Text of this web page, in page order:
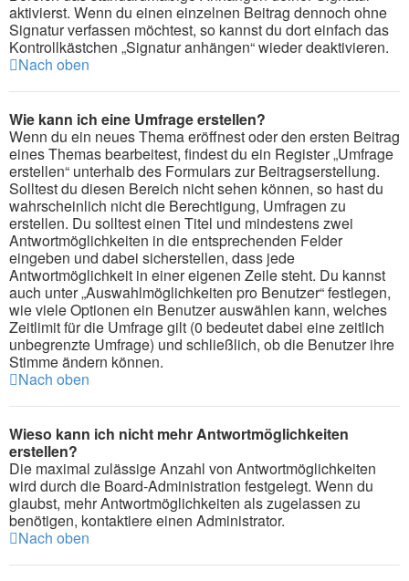
aktivierst. Wenn du einen einzelnen Beitrag dennoch ohne
Signatur verfassen möchtest, so kannst du dort einfach das
Kontrollkästchen „Signatur anhängen“ wieder deaktivieren.
Nach oben
Wie kann ich eine Umfrage erstellen?
Wenn du ein neues Thema eröffnest oder den ersten Beitrag
eines Themas bearbeitest, findest du ein Register „Umfrage
erstellen“ unterhalb des Formulars zur Beitragserstellung.
Solltest du diesen Bereich nicht sehen können, so hast du
wahrscheinlich nicht die Berechtigung, Umfragen zu
erstellen. Du solltest einen Titel und mindestens zwei
Antwortmöglichkeiten in die entsprechenden Felder
eingeben und dabei sicherstellen, dass jede
Antwortmöglichkeit in einer eigenen Zeile steht. Du kannst
auch unter „Auswahlmöglichkeiten pro Benutzer“ festlegen,
wie viele Optionen ein Benutzer auswählen kann, welches
Zeitlimit für die Umfrage gilt (0 bedeutet dabei eine zeitlich
unbegrenzte Umfrage) und schließlich, ob die Benutzer ihre
Stimme ändern können.
Nach oben
Wieso kann ich nicht mehr Antwortmöglichkeiten
erstellen?
Die maximal zulässige Anzahl von Antwortmöglichkeiten
wird durch die Board-Administration festgelegt. Wenn du
glaubst, mehr Antwortmöglichkeiten als zugelassen zu
benötigen, kontaktiere einen Administrator.
Nach oben